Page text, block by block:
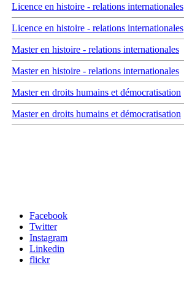
Licence en histoire - relations internationales
Licence en histoire - relations internationales
Master en histoire - relations internationales
Master en histoire - relations internationales
Master en droits humains et démocratisation
Master en droits humains et démocratisation
Facebook
Twitter
Instagram
Linkedin
flickr